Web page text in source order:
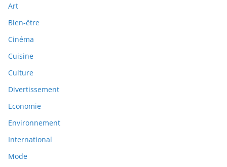
Art
Bien-être
Cinéma
Cuisine
Culture
Divertissement
Economie
Environnement
International
Mode